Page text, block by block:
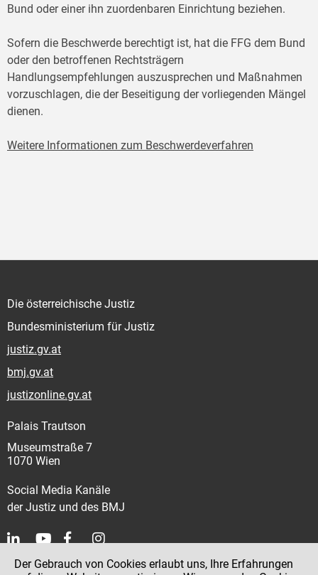
Bund oder einer ihn zuordenbaren Einrichtung beziehen.
Sofern die Beschwerde berechtigt ist, hat die FFG dem Bund
oder den betroffenen Rechtsträgern
Handlungsempfehlungen auszusprechen und Maßnahmen
vorzuschlagen, die der Beseitigung der vorliegenden Mängel
dienen.
Weitere Informationen zum Beschwerdeverfahren
Die österreichische Justiz
Bundesministerium für Justiz
justiz.gv.at
bmj.gv.at
justizonline.gv.at
Palais Trautson
Museumstraße 7
1070 Wien
Social Media Kanäle
der Justiz und des BMJ
Kontakt
Der Gebrauch von Cookies erlaubt uns, Ihre Erfahrungen